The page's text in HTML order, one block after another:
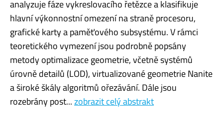
analyzuje fáze vykreslovacího řetězce a klasifikuje
hlavní výkonnostní omezení na straně procesoru,
grafické karty a paměťového subsystému. V rámci
teoretického vymezení jsou podrobně popsány
metody optimalizace geometrie, včetně systémů
úrovně detailů (LOD), virtualizované geometrie Nanite
a široké škály algoritmů ořezávání. Dále jsou
rozebrány post...zobrazit celý abstrakt